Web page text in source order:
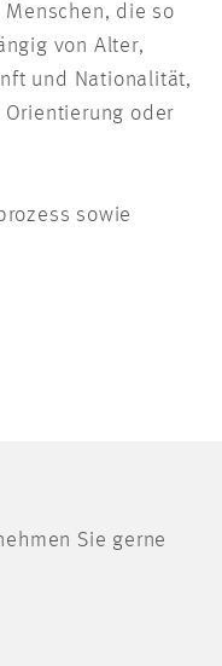
die so
von Alter,
und Nationalität,
oder
sowie
Sie gerne